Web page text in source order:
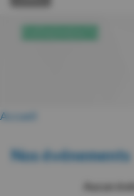
Accueil
Nos événements
Aucun